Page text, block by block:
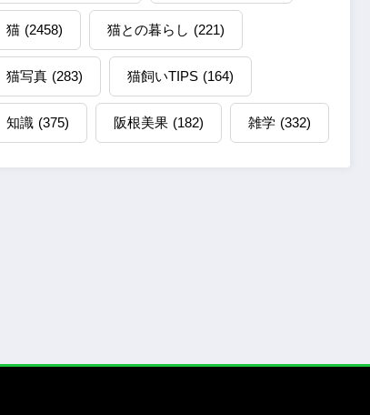
猫 (2458) 猫との暮らし (221)
猫写真 (283) 猫飼いTIPS (164)
知識 (375) 阪根美果 (182) 雑学 (332)